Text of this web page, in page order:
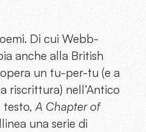
Di cui Webb-
anche alla British
un tu-per-tu (e a
riscrittura) nell’Antico
testo, A Chapter of
una serie di